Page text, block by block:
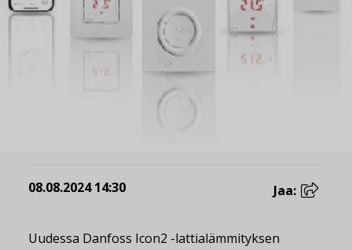
08.08.2024 14:30 Jaa:
Uudessa Danfoss Icon2 -lattialämmityksen